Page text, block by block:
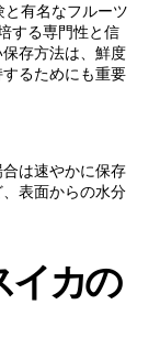
所
ってはい
有名なフルーツ
する専門性と信
存方法は、鮮度
るためにも重要
は速やかに保存
表面からの水分
イカの